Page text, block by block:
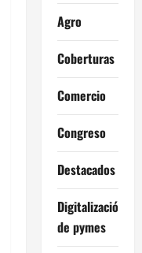
Agro
Coberturas
Comercio
Congreso
Destacados
Digitalización
de pymes